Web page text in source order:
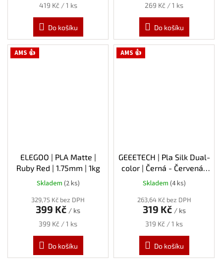
Měrná
419 Kč / 1 ks
Do košíku
Měrná
269 Kč / 1 ks
Do košíku
AMS 👍
ELEGOO | PLA Matte |
Ruby Red | 1.75mm | 1kg
Skladem (2 ks)
329,75 Kč bez DPH
399 Kč / ks
Měrná
399 Kč / 1 ks
Do košíku
AMS 👍
GEEETECH | Pla Silk Dual-
color | Černá - Červená |
1.75mm | 1kg
Skladem (4 ks)
263,64 Kč bez DPH
319 Kč / ks
Měrná
319 Kč / 1 ks
Do košíku